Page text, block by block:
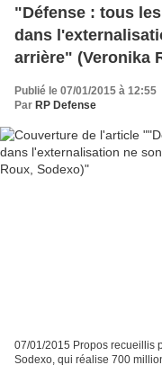
"Défense : tous
dans
arrière" (Veronika
Publié le 07/01/2015 à 12:55
Par RP Defense
07/01/2015 Propos recueillis
Sodexo, qui réalise 700